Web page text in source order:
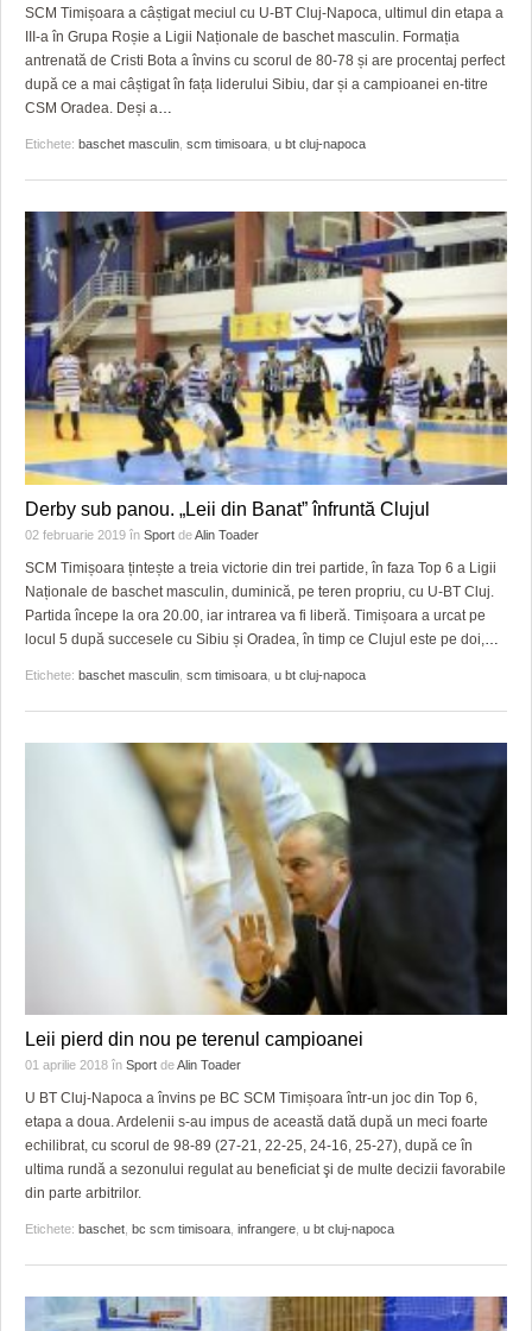
GRĂDINA TAICII DOMNULUI
ZIARISTU’ DE TERASĂ
CU OIŞTEA-N KIERKEGAARD
FINANŢĂRI DE LA A LA Z
CRONICĂ DE FILM
UNDE MERGEM
FILME DOCUMENTARE
CLIPURI VIDEO
ACCIDENTE
ANUNŢURI
INFO SI UTILE
CULTURA
JUSTITIE
FILME DOCUMENTARE
CLIPURI VIDEO
JOCURI ONLINE
DIVERSE
HARTA TIMIŞOAREI
LICEE, ŞCOLI ŞI GRĂDINIŢE DIN TIMIŞ
PRIMĂRIILE DIN TIMIŞ
SFATUL MEDICULUI
SCM Timișoara a câștigat meciul cu U-BT Cluj-Napoca, ultimul din etapa a
III-a în Grupa Roșie a Ligii Naționale de baschet masculin. Formația
antrenată de Cristi Bota a învins cu scorul de 80-78 și are procentaj perfect
după ce a mai câștigat în fața liderului Sibiu, dar și a campioanei en-titre
CSM Oradea. Deși a…
Etichete: baschet masculin scm timisoara u bt cluj-napoca
Derby sub panou. „Leii din Banat” înfruntă Clujul
02 februarie 2019 în Sport deAlin Toader
SCM Timișoara țintește a treia victorie din trei partide, în faza Top 6 a Ligii
Naționale de baschet masculin, duminică, pe teren propriu, cu U-BT Cluj.
Partida începe la ora 20.00, iar intrarea va fi liberă. Timișoara a urcat pe
locul 5 după succesele cu Sibiu și Oradea, în timp ce Clujul este pe doi,…
Etichete: baschet masculin scm timisoara u bt cluj-napoca
Leii pierd din nou pe terenul campioanei
01 aprilie 2018 în Sport deAlin Toader
U BT Cluj-Napoca a învins pe BC SCM Timișoara într-un joc din Top 6,
etapa a doua. Ardelenii s-au impus de această dată după un meci foarte
echilibrat, cu scorul de 98-89 (27-21, 22-25, 24-16, 25-27), după ce în
ultima rundă a sezonului regulat au beneficiat şi de multe decizii favorabile
din parte arbitrilor.
Etichete: baschet bc scm timisoara infrangere u bt cluj-napoca